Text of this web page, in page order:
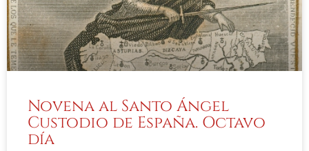
Novena al Santo Ángel
Custodio de España. Octavo
día